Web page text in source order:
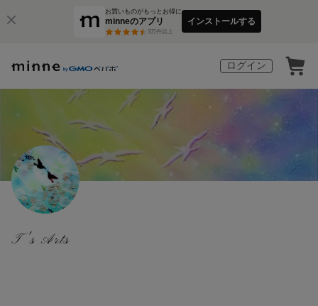
お買いものがもっとお得に
minneのアプリ
3万件以上
インストールする
ログイン
T's Arts